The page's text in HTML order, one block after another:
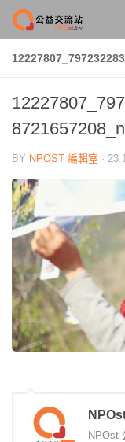
Skip to content
8721657208_n
BY NPOST 編輯室 · 23
NPOst